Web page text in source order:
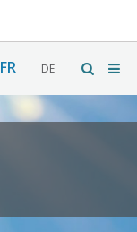
FR DE